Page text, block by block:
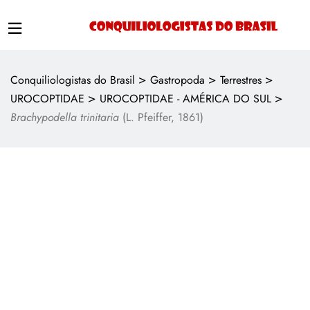
Conquiliologistas do Brasil > Gastropoda > Terrestres >
UROCOPTIDAE > UROCOPTIDAE - AMÉRICA DO SUL >
Brachypodella trinitaria (L. Pfeiffer, 1861)